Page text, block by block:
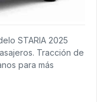
STARIA 2025
Tracción de
para más